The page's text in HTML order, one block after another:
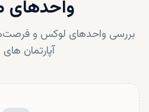
واحدهای
بررسی واحدهای لوکس و
آپارتمان های